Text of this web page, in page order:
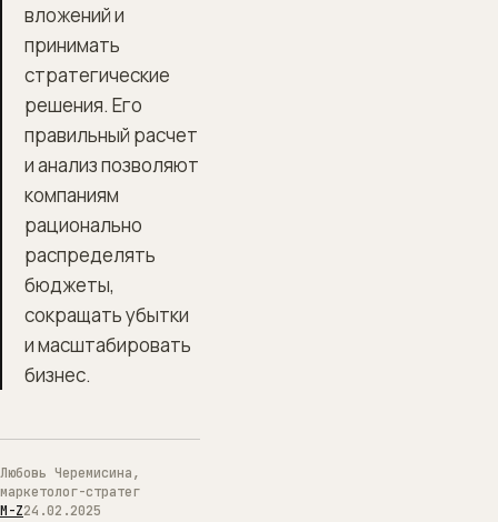
вложений и
принимать
стратегические
решения. Его
правильный расчет
и анализ позволяют
компаниям
рационально
распределять
бюджеты,
сокращать убытки
и масштабировать
бизнес.
Любовь Черемисина,
маркетолог-стратег
M-Z24.02.2025